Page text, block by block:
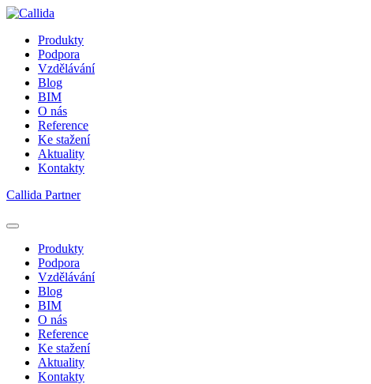
Produkty
Podpora
Vzdělávání
Blog
BIM
O nás
Reference
Ke stažení
Aktuality
Kontakty
Callida Partner
Produkty
Podpora
Vzdělávání
Blog
BIM
O nás
Reference
Ke stažení
Aktuality
Kontakty